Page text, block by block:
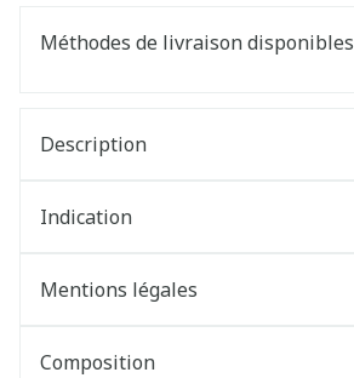
Méthodes de livraison disponibles
Description
Indication
Mentions légales
Composition